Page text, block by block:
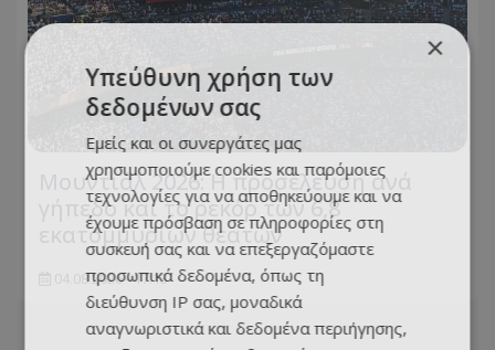
Μουντιάλ 2026: Η προσέλευση ανά
γήπεδο και το ρεκόρ των 6,8
εκατομμυρίων θεατών
04.08.2026 - 17:13
×
Υπεύθυνη χρήση των
δεδομένων σας
Εμείς και οι συνεργάτες μας
χρησιμοποιούμε cookies και παρόμοιες
τεχνολογίες για να αποθηκεύουμε και να
έχουμε πρόσβαση σε πληροφορίες στη
συσκευή σας και να επεξεργαζόμαστε
προσωπικά δεδομένα, όπως τη
διεύθυνση IP σας, μοναδικά
αναγνωριστικά και δεδομένα περιήγησης,